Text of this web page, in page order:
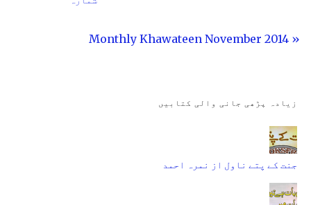
« Monthly Khawateen November 2014
زیادہ پڑھی جانی والی کتابیں
جنت کے پتے ناول از نمرہ احمد